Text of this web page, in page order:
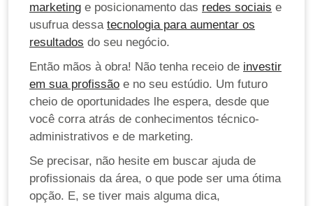
marketing e posicionamento das redes sociais e
usufrua dessa tecnologia para aumentar os
resultados do seu negócio.
Então mãos à obra! Não tenha receio de investir
em sua profissão e no seu estúdio. Um futuro
cheio de oportunidades lhe espera, desde que
você corra atrás de conhecimentos técnico-
administrativos e de marketing.
Se precisar, não hesite em buscar ajuda de
profissionais da área, o que pode ser uma ótima
opção. E, se tiver mais alguma dica,